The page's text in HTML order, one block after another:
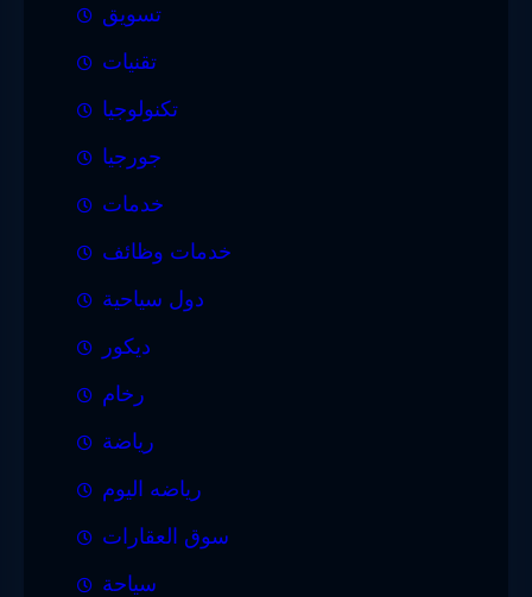
تسويق
تقنيات
تكنولوجيا
جورجيا
خدمات
خدمات وظائف
دول سياحية
ديكور
رخام
رياضة
رياضه اليوم
سوق العقارات
سياحة